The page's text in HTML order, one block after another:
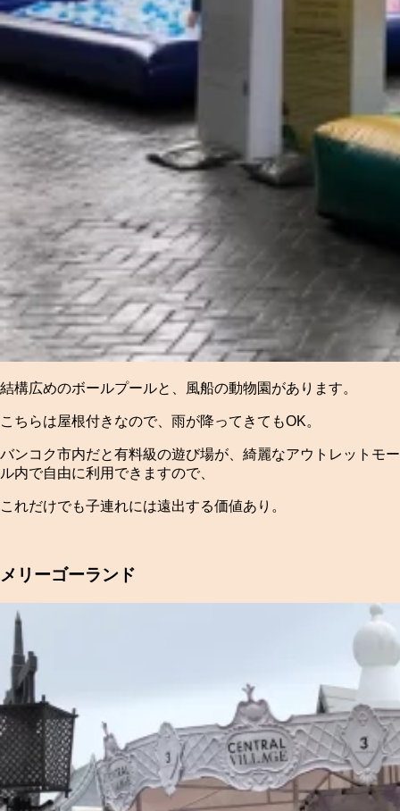
結構広めのボールプールと、風船の動物園があります。
こちらは屋根付きなので、雨が降ってきてもOK。
バンコク市内だと有料級の遊び場が、綺麗なアウトレットモー
ル内で自由に利用できますので、
これだけでも子連れには遠出する価値あり。
メリーゴーランド